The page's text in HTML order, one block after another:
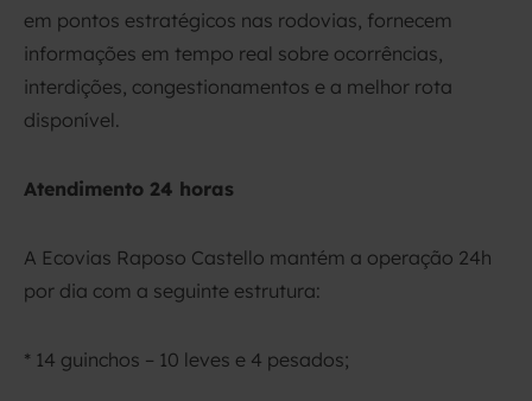
em pontos estratégicos nas rodovias, fornecem
informações em tempo real sobre ocorrências,
interdições, congestionamentos e a melhor rota
disponível.
Atendimento 24 horas
A Ecovias Raposo Castello mantém a operação 24h
por dia com a seguinte estrutura:
* 14 guinchos – 10 leves e 4 pesados;